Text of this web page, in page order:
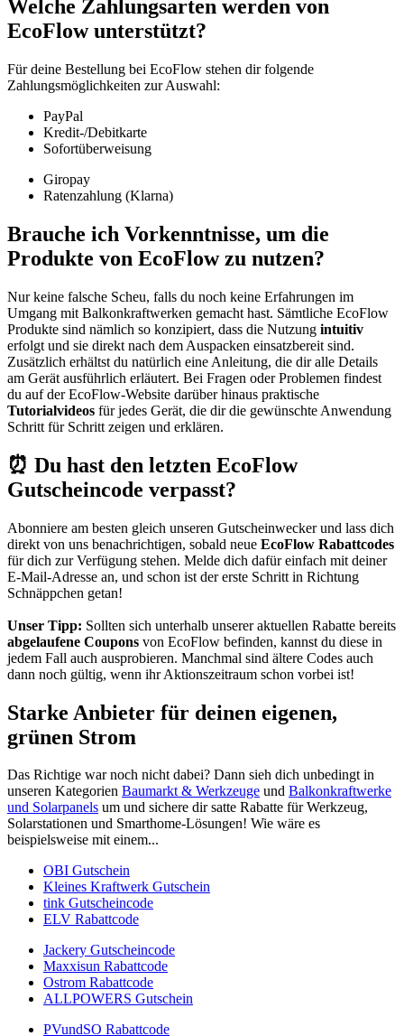
Welche Zahlungsarten werden von
EcoFlow unterstützt?
Für deine Bestellung bei EcoFlow stehen dir folgende
Zahlungsmöglichkeiten zur Auswahl:
PayPal
Kredit-/Debitkarte
Sofortüberweisung
Giropay
Ratenzahlung (Klarna)
Brauche ich Vorkenntnisse, um die
Produkte von EcoFlow zu nutzen?
Nur keine falsche Scheu, falls du noch keine Erfahrungen im
Umgang mit Balkonkraftwerken gemacht hast. Sämtliche EcoFlow
Produkte sind nämlich so konzipiert, dass die Nutzung intuitiv
erfolgt und sie direkt nach dem Auspacken einsatzbereit sind.
Zusätzlich erhältst du natürlich eine Anleitung, die dir alle Details
am Gerät ausführlich erläutert. Bei Fragen oder Problemen findest
du auf der EcoFlow-Website darüber hinaus praktische
Tutorialvideos für jedes Gerät, die dir die gewünschte Anwendung
Schritt für Schritt zeigen und erklären.
⏰ Du hast den letzten EcoFlow
Gutscheincode verpasst?
Abonniere am besten gleich unseren Gutscheinweckerund lass dich
direkt von uns benachrichtigen, sobald neue EcoFlow Rabattcodes
für dich zur Verfügung stehen. Melde dich dafür einfach mit deiner
E-Mail-Adresse an, und schon ist der erste Schritt in Richtung
Schnäppchen getan!
Unser Tipp: Sollten sich unterhalb unserer aktuellen Rabatte bereits
abgelaufene Coupons von EcoFlow befinden, kannst du diese in
jedem Fall auch ausprobieren. Manchmal sind ältere Codes auch
dann noch gültig, wenn ihr Aktionszeitraum schon vorbei ist!
Starke Anbieter für deinen eigenen,
grünen Strom
Das Richtige war noch nicht dabei? Dann sieh dich unbedingt in
unseren Kategorien Baumarkt & Werkzeuge und Balkonkraftwerke
und Solarpanels um und sichere dir satte Rabatte für Werkzeug,
Solarstationen und Smarthome-Lösungen! Wie wäre es
beispielsweise mit einem...
OBI Gutschein
Kleines Kraftwerk Gutschein
tink Gutscheincode
ELV Rabattcode
Jackery Gutscheincode
Maxxisun Rabattcode
Ostrom Rabattcode
ALLPOWERS Gutschein
PVundSO Rabattcode